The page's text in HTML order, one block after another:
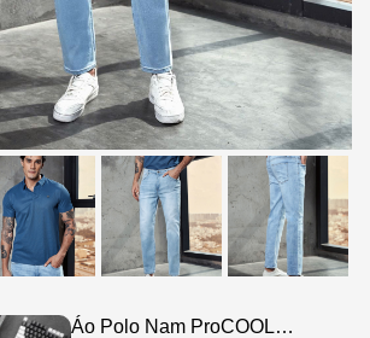
Áo Polo Nam ProCOOL